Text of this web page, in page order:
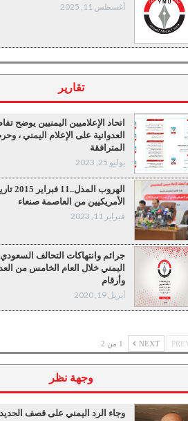
أغسطس 11, 2025
تقارير
اتحاد الإعلاميين اليمنيين يوضح
العدوانية على الإعلام اليمني ،
المترافقة
يوليو 25, 2023
الهروب
الأمريكيين من العاصمة صنعاء
فبراير 11, 2023
جرائم وانتهاكات التحالف
اليمني خلال العام الخامس من
وأرقام
أبريل 19, 2020
NEXT 1 من 2
وجهة نظر
وجاء الرد اليمني على قصف